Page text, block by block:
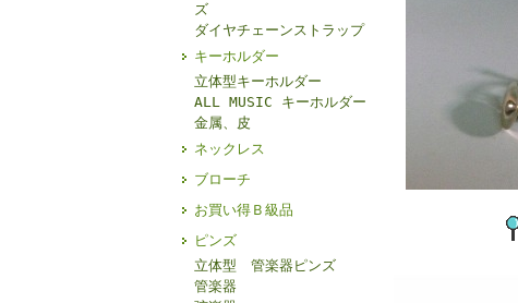
ズ
ダイヤチェーンストラップ
キーホルダー
立体型キーホルダー
ALL MUSIC キーホルダー
金属、皮
ネックレス
ブローチ
お買い得Ｂ級品
ピンズ
立体型 管楽器ピンズ
管楽器